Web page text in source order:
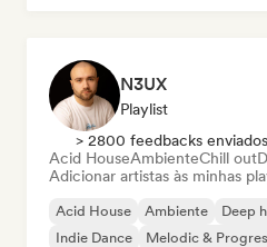
N3UX
Playlist
> 2800 feedbacks enviados
Acid HouseAmbienteChill out
Adicionar artistas às minhas
Acid House Ambiente Deep
Indie Dance
Melodic &